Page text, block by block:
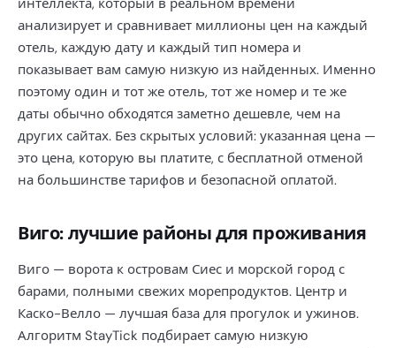
интеллекта, который в реальном времени
анализирует и сравнивает миллионы цен на каждый
отель, каждую дату и каждый тип номера и
показывает вам самую низкую из найденных. Именно
поэтому один и тот же отель, тот же номер и те же
даты обычно обходятся заметно дешевле, чем на
других сайтах. Без скрытых условий: указанная цена —
это цена, которую вы платите, с бесплатной отменой
на большинстве тарифов и безопасной оплатой.
Виго: лучшие районы для проживания
Виго — ворота к островам Сиес и морской город с
барами, полными свежих морепродуктов. Центр и
Каско-Велло — лучшая база для прогулок и ужинов.
Алгоритм StayTick подбирает самую низкую